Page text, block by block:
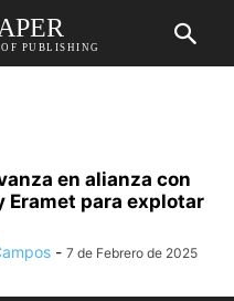
PUBLISHING
en alianza con
Eramet para explotar
- 7 de Febrero de 2025